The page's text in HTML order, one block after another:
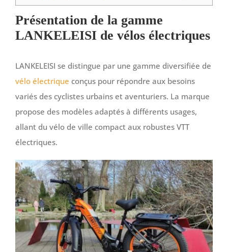
Présentation de la gamme
LANKELEISI de vélos électriques
LANKELEISI se distingue par une gamme diversifiée de
vélo électrique conçus pour répondre aux besoins
variés des cyclistes urbains et aventuriers. La marque
propose des modèles adaptés à différents usages,
allant du vélo de ville compact aux robustes VTT
électriques.